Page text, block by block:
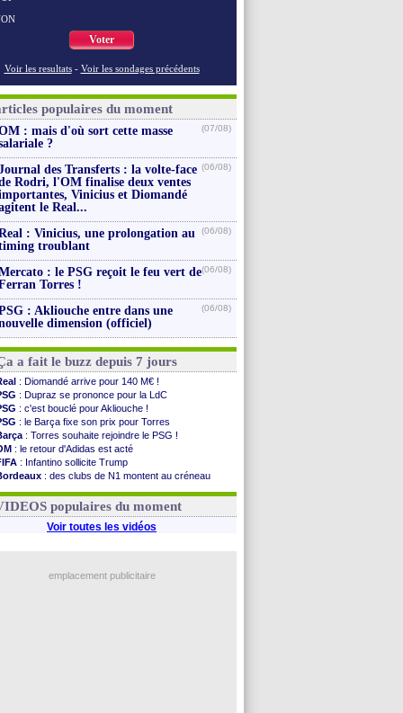
Voter
Voir les resultats - Voir les sondages précédents
populaires du moment
: mais d'où sort cette masse
?
(07/08)
des Transferts : la volte-face
Rodri, l'OM finalise deux ventes
Vinicius et Diomandé
le Real...
(06/08)
: Vinicius, une prolongation au
troublant
(06/08)
: le PSG reçoit le feu vert de
Torres !
(06/08)
: Akliouche entre dans une
dimension (officiel)
(06/08)
a fait le buzz depuis 7 jours
: Diomandé arrive pour 140 M€ !
: Dupraz se prononce pour la LdC
: c'est bouclé pour Akliouche !
: le Barça fixe son prix pour Torres
: Torres souhaite rejoindre le PSG !
: le retour d'Adidas est acté
: Infantino sollicite Trump
: des clubs de N1 montent au créneau
: le démenti de Leipzig pour Diomandé
populaires du moment
Voir toutes les vidéos
emplacement publicitaire